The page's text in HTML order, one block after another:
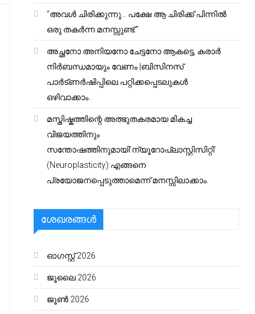
“അവൾ ചിരിക്കുന്നു… പക്ഷേ ആ ചിരിക്ക് പിന്നിൽ
ഒരു തകർന്ന മനസ്സുണ്ട്.”
അച്ഛനോ അനിയനോ ചേട്ടനോ ആകട്ടെ, കരാർ
നിർബന്ധമായും വേണം |ബിസിനസ്
പാർട്ണർഷിപ്പിലെ പറ്റിക്കപ്പെടലുകൾ
ഒഴിവാക്കാം..
മസ്തിഷ്കത്തിന്റെ അത്ഭുതകരമായ മികച്ച
വിജയത്തിനും
സന്തോഷത്തിനുമായി’ന്യൂറോപ്ലാസ്റ്റിസിറ്റി’
(Neuroplasticity):എങ്ങനെ
പ്രയോജനപ്പെടുത്താമെന്ന് മനസ്സിലാക്കാം.
ശേഖരങ്ങൾ
ഓഗസ്റ്റ്‌ 2026
ജൂലൈ 2026
ജൂൺ 2026